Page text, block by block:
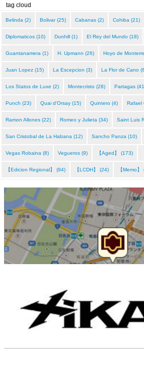
tag cloud
Belinda (2) Bolivar (25) Cabanas (2) Cohiba (21)
Diplomaticos (10) Dunhill (1) El Rey del Mundo (18)
Guantanamera (1) H. Upmann (26) Hoyo de
Juan Lopez (15) La Escepcion (3) La Flor de Cano
Los Statos de Luxe (2) Montecristo (28) Partagas
Punch (23) Quai d'Orsay (15) Quintero (4) Rafael
Ramon Allones (22) Romeo y Julieta (34) Saint Luis
San Cristobal de La Habana (12) Sancho Panza (10)
Vegas Robaina (8) Vegueros (9) 【Aged】 (173)
【Edicion Regional】 (94) 【LCDH】 (24) 【Memo】